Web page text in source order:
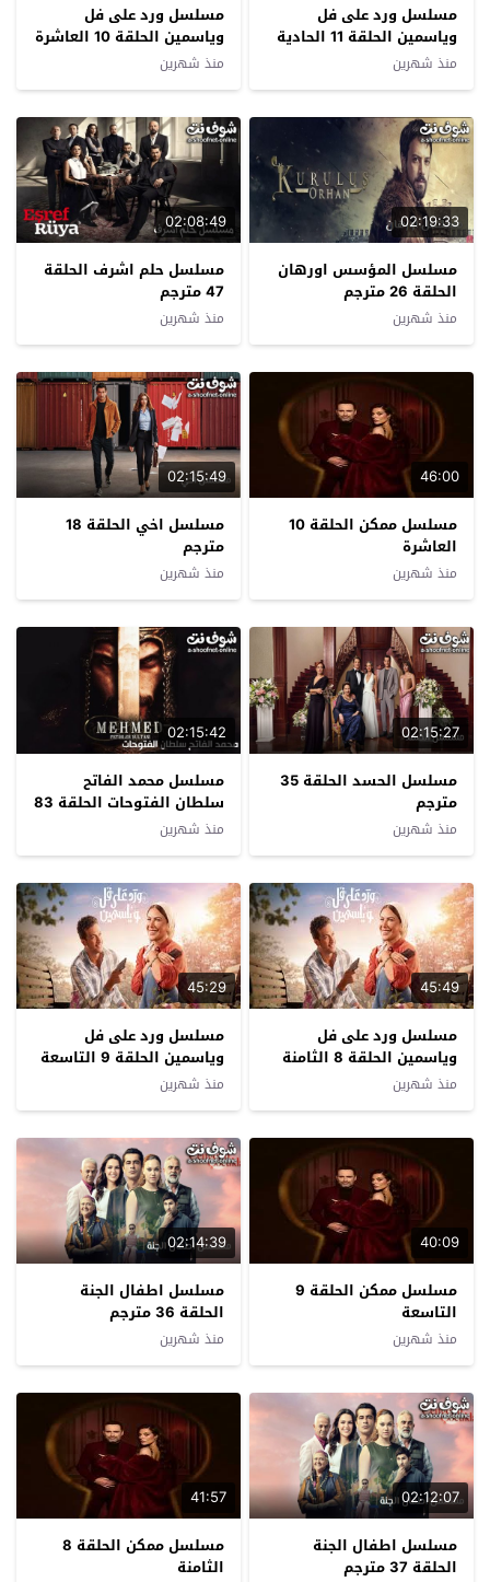
مسلسل ورد على فل
وياسمين الحلقة 11 الحادية
عشرة
منذ شهرين
مسلسل ورد على فل
وياسمين الحلقة 10 العاشرة
منذ شهرين
02:19:33
مسلسل المؤسس اورهان
الحلقة 26 مترجم
منذ شهرين
02:08:49
مسلسل حلم اشرف الحلقة
47 مترجم
منذ شهرين
46:00
مسلسل ممكن الحلقة 10
العاشرة
منذ شهرين
02:15:49
مسلسل اخي الحلقة 18
مترجم
منذ شهرين
02:15:27
مسلسل الحسد الحلقة 35
مترجم
منذ شهرين
02:15:42
مسلسل محمد الفاتح
سلطان الفتوحات الحلقة 83
مترجم
منذ شهرين
45:49
مسلسل ورد على فل
وياسمين الحلقة 8 الثامنة
منذ شهرين
45:29
مسلسل ورد على فل
وياسمين الحلقة 9 التاسعة
منذ شهرين
40:09
مسلسل ممكن الحلقة 9
التاسعة
منذ شهرين
02:14:39
مسلسل اطفال الجنة
الحلقة 36 مترجم
منذ شهرين
02:12:07
مسلسل اطفال الجنة
الحلقة 37 مترجم
41:57
مسلسل ممكن الحلقة 8
الثامنة